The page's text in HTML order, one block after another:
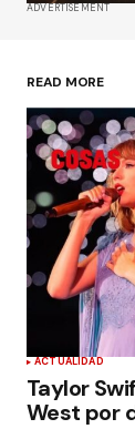
ADVERTISEMENT
READ MORE
ACTUALIDAD
Taylor
West por